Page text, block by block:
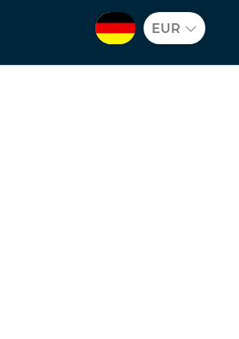
EUR